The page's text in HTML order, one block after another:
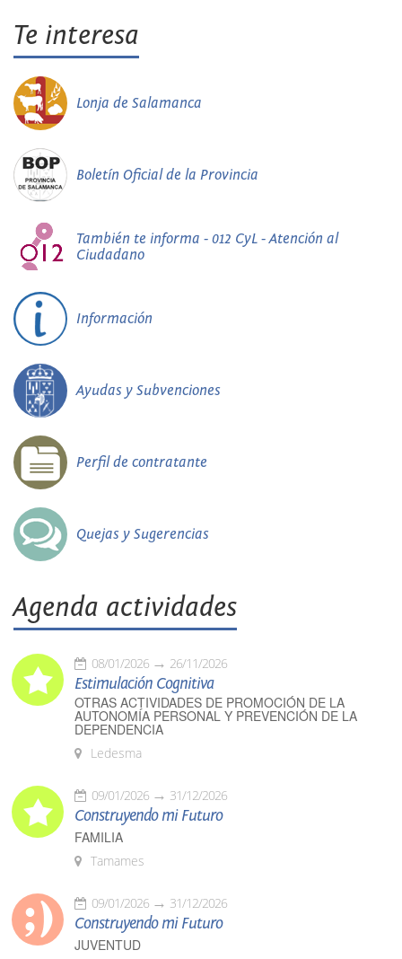
Te interesa
Lonja de Salamanca
Boletín Oficial de la Provincia
También te informa - 012 CyL - Atención al
Ciudadano
Información
Ayudas y Subvenciones
Perfil de contratante
Quejas y Sugerencias
Agenda actividades
08/01/2026 26/11/2026
Estimulación Cognitiva
OTRAS ACTIVIDADES DE PROMOCIÓN DE LA
AUTONOMÍA PERSONAL Y PREVENCIÓN DE LA
DEPENDENCIA
Ledesma
09/01/2026 31/12/2026
Construyendo mi Futuro
FAMILIA
Tamames
09/01/2026 31/12/2026
Construyendo mi Futuro
JUVENTUD